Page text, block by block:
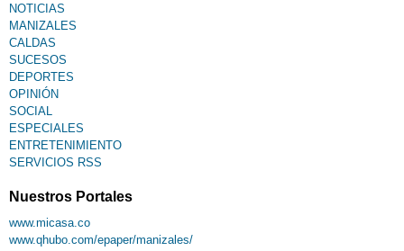
NOTICIAS
MANIZALES
CALDAS
SUCESOS
DEPORTES
OPINIÓN
SOCIAL
ESPECIALES
ENTRETENIMIENTO
SERVICIOS RSS
Nuestros Portales
www.micasa.co
www.qhubo.com/epaper/manizales/